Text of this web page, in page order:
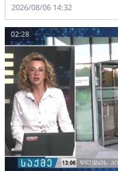
2026/08/06 14:32
02:28